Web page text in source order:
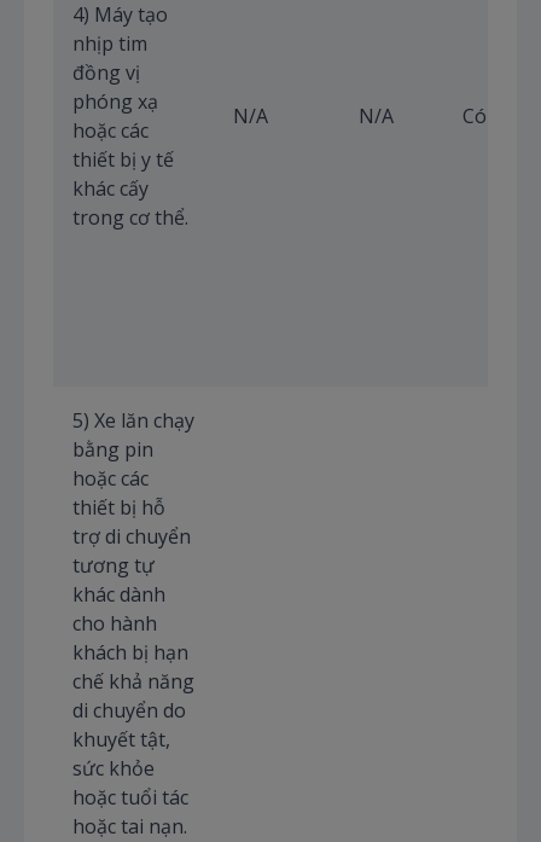
4) Máy tạo
nhịp tim
đồng vị
phóng xạ
hoặc các
thiết bị y tế
khác cấy
trong cơ thể.
N/A N/A Có
5) Xe lăn chạy
bằng pin
hoặc các
thiết bị hỗ
trợ di chuyển
tương tự
khác dành
cho hành
khách bị hạn
chế khả năng
di chuyển do
khuyết tật,
sức khỏe
hoặc tuổi tác
hoặc tai nạn.